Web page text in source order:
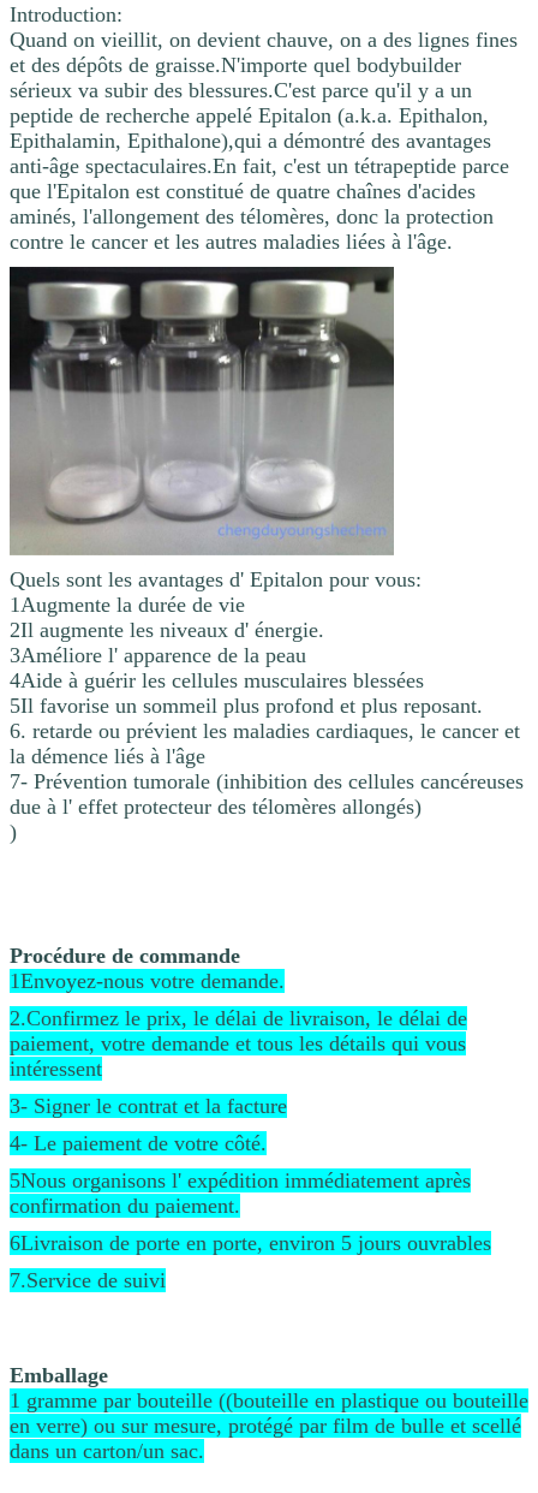
Introduction:
Quand on vieillit, on devient chauve, on a des lignes fines
et des dépôts de graisse.N'importe quel bodybuilder
sérieux va subir des blessures.C'est parce qu'il y a un
peptide de recherche appelé Epitalon (a.k.a. Epithalon,
Epithalamin, Epithalone),qui a démontré des avantages
anti-âge spectaculaires.En fait, c'est un tétrapeptide parce
que l'Epitalon est constitué de quatre chaînes d'acides
aminés, l'allongement des télomères, donc la protection
contre le cancer et les autres maladies liées à l'âge.
Quels sont les avantages d' Epitalon pour vous:
1Augmente la durée de vie
2Il augmente les niveaux d' énergie.
3Améliore l' apparence de la peau
4Aide à guérir les cellules musculaires blessées
5Il favorise un sommeil plus profond et plus reposant.
6. retarde ou prévient les maladies cardiaques, le cancer et
la démence liés à l'âge
7- Prévention tumorale (inhibition des cellules cancéreuses
due à l' effet protecteur des télomères allongés)
)
Procédure de commande
1Envoyez-nous votre demande.
2.Confirmez le prix, le délai de livraison, le délai de
paiement, votre demande et tous les détails qui vous
intéressent
3- Signer le contrat et la facture
4- Le paiement de votre côté.
5Nous organisons l' expédition immédiatement après
confirmation du paiement.
6Livraison de porte en porte, environ 5 jours ouvrables
7.Service de suivi
Emballage
1 gramme par bouteille ((bouteille en plastique ou bouteille
en verre) ou sur mesure, protégé par film de bulle et scellé
dans un carton/un sac.